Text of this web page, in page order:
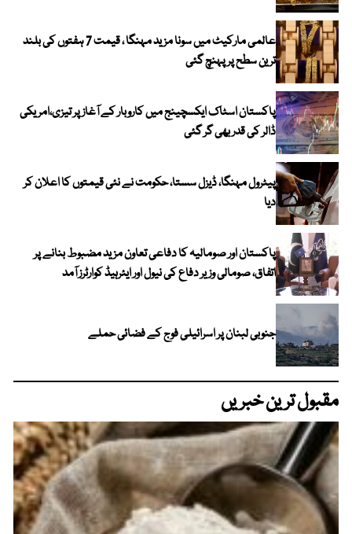
عالمی مارکیٹ میں سونا مزید مہنگا ، قیمت 7 ہفتوں کی بلند
ترین سطح پر پہنچ گئی
پاکستان اسٹاک ایکسچینج میں کاروبار کے آغاز پر تیزی،امریکی
ڈالر کی قدر بھی گر گئی
پیٹرول مہنگا، ڈیزل سستا، حکومت نے نئی قیمتوں کا اعلان کر
دیا
پاکستان اور صومالیہ کا دفاعی تعاون مزید مضبوط بنانے پر
اتفاق، صومالی وزیر دفاع کی نیول اور ایئرہیڈ کوارٹرز آمد
جنوبی لبنان پر اسرائیلی فوج کے فضائی حملے
مقبول ترین خبریں